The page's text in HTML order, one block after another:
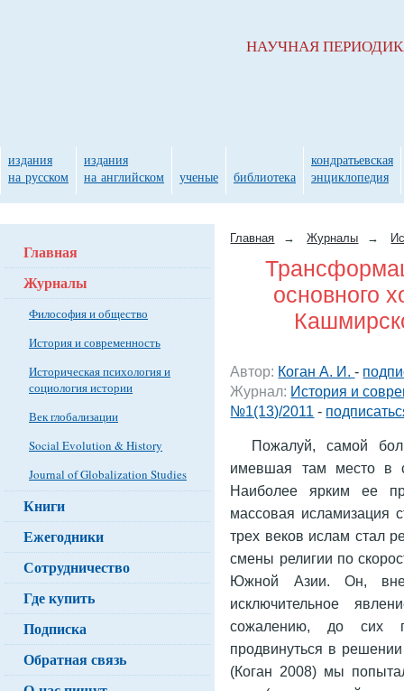
Главная → Журналы →
основного
Автор: Коган А. И.-
Журнал: История и
№1(13)/2011 -
Пожалуй, самой
имевшая там место в
Наиболее ярким ее
массовая исламизация
трех веков ислам стал
смены религии по
Южной Азии. Он, вне
исключительное
сожалению, до сих
продвинуться в
(Коган 2008) мы
Главная
Журналы
Философия и общество
История и современность
Историческая психология и
социология истории
Век глобализации
Social Evolution & History
Journal of Globalization Studies
Книги
Ежегодники
Сотрудничество
Где купить
Подписка
Обратная связь
НАУЧНАЯ
издания
на русском
издания
на английском
ученые библиотека
кондратьевская
энциклопедия